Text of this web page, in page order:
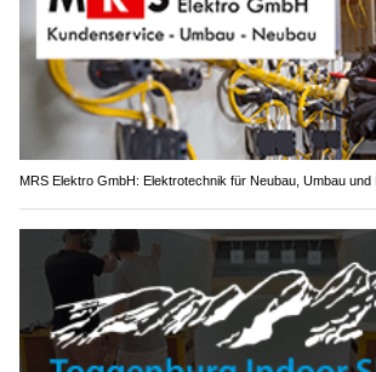
MRS Elektro GmbH: Elektrotechnik für Neubau, Umbau und